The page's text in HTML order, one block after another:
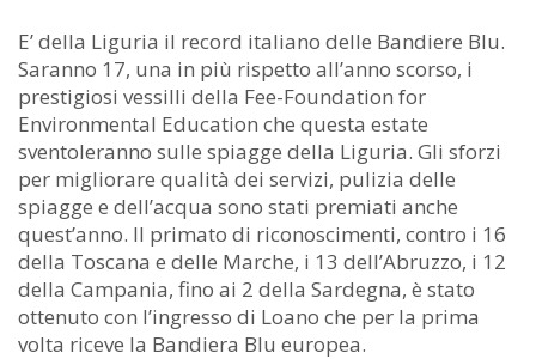
E’ della Liguria il record italiano delle Bandiere Blu.
Saranno 17, una in più rispetto all’anno scorso, i
prestigiosi vessilli della Fee-Foundation for
Environmental Education che questa estate
sventoleranno sulle spiagge della Liguria. Gli sforzi
per migliorare qualità dei servizi, pulizia delle
spiagge e dell’acqua sono stati premiati anche
quest’anno. Il primato di riconoscimenti, contro i 16
della Toscana e delle Marche, i 13 dell’Abruzzo, i 12
della Campania, fino ai 2 della Sardegna, è stato
ottenuto con l’ingresso di Loano che per la prima
volta riceve la Bandiera Blu europea.